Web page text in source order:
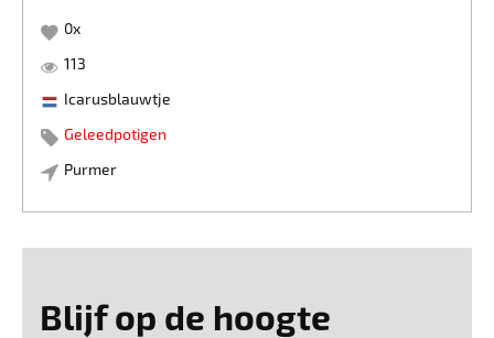
0x
113
Icarusblauwtje
Geleedpotigen
Purmer
Blijf op de hoogte